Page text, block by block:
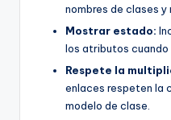
nombres de clases y
Mostrar estado:
los atributos cuando
Respete la
enlaces respeten la
modelo de clase.